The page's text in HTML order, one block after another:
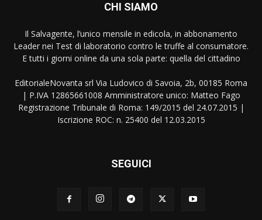
CHI SIAMO
Il Salvagente, l’unico mensile in edicola, in abbonamento
Leader nei Test di laboratorio contro le truffe al consumatore.
E tutti i giorni online da una sola parte: quella del cittadino
EditorialeNovanta srl Via Ludovico di Savoia, 2b, 00185 Roma
| P.IVA 12865661008 Amministratore unico: Matteo Fago
Registrazione Tribunale di Roma: 149/2015 del 24.07.2015 |
Iscrizione ROC: n. 25400 del 12.03.2015
SEGUICI